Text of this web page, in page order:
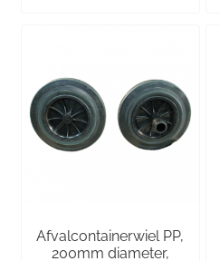
Afvalcontainerwiel PP,
200mm diameter,